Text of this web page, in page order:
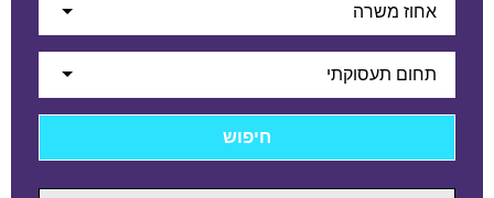
אחוז משרה
תחום תעסוקתי